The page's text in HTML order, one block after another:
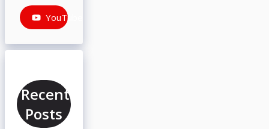
YouTube
Recent
Posts